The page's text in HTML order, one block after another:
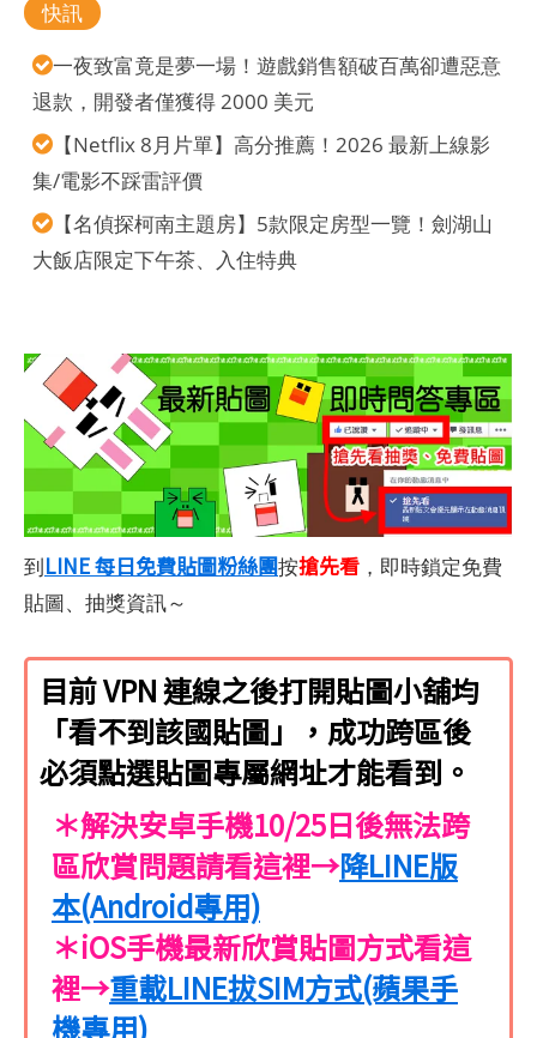
快訊
一夜致富竟是夢一場！遊戲銷售額破百萬卻遭惡意
退款，開發者僅獲得 2000 美元
【Netflix 8月片單】高分推薦！2026 最新上線影
集/電影不踩雷評價
【名偵探柯南主題房】5款限定房型一覽！劍湖山
大飯店限定下午茶、入住特典
到LINE 每日免費貼圖粉絲團按搶先看 ，即時鎖定免費
貼圖、抽獎資訊～
目前 VPN 連線之後打開貼圖小舖均
「看不到該國貼圖」，成功跨區後
必須點選貼圖專屬網址才能看到。
＊解決安卓手機10/25日後無法跨
區欣賞問題請看這裡→降LINE版
本(Android專用)
＊iOS手機最新欣賞貼圖方式看這
裡→重載LINE拔SIM方式(蘋果手
機專用)